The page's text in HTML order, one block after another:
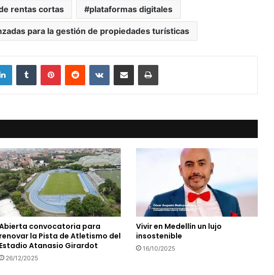
rentas cortas plataformas digitales
para la gestión de propiedades turísticas
LinkedInTumblr PinterestReddit VKontakte
Compartir vía Mail Print
convocatoria para
renovar la Pista de Atletismo del
Estadio Atanasio Girardot
26/12/2025
Vivir en Medellín un lujo
insostenible
16/10/2025